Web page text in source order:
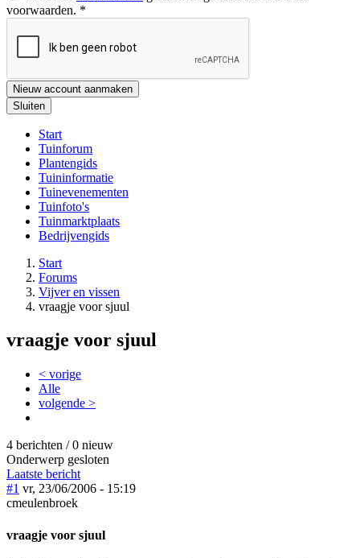
voorwaarden. *
Nieuw account aanmaken
Sluiten
Start
Tuinforum
Plantengids
Tuininformatie
Tuinevenementen
Tuinfoto's
Tuinmarktplaats
Bedrijvengids
Start
Forums
Vijver en vissen
vraagje voor sjuul
vraagje voor sjuul
< vorige
Alle
volgende >
4 berichten / 0 nieuw
Onderwerp gesloten
Laatste bericht
#1 vr, 23/06/2006 - 15:19
cmeulenbroek
vraagje voor sjuul